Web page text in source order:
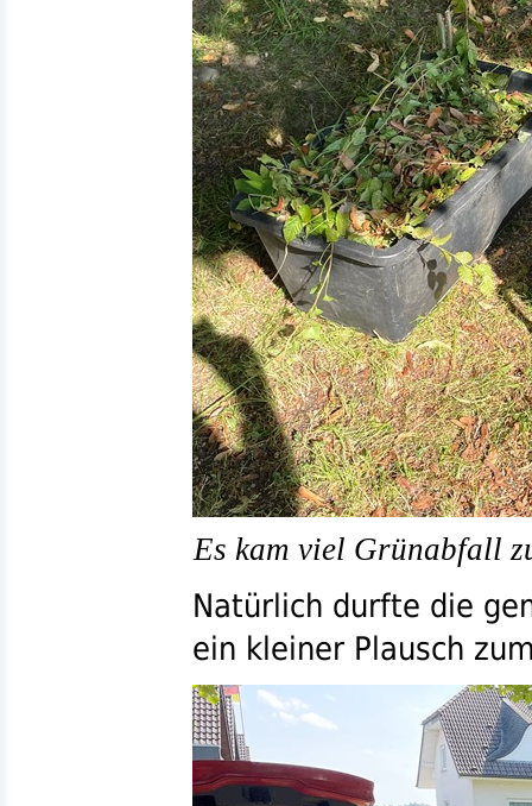
Es kam viel Grünabfall
Natürlich durfte die
ein kleiner Plausch